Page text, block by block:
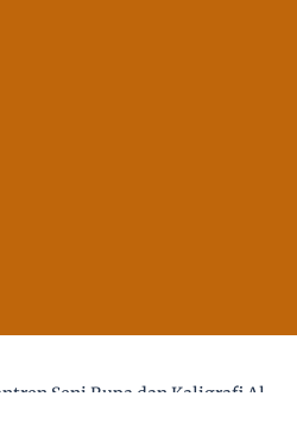
Seni Rupa dan Kaligrafi Al